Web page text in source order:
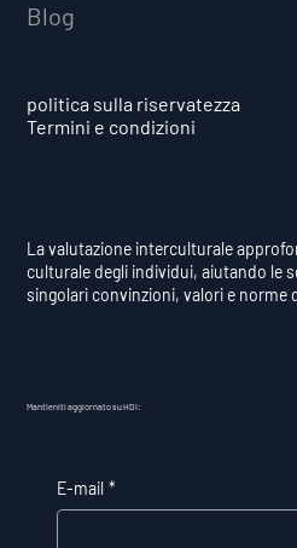
Blog
politica sulla riservatezza
Termini e condizioni
La valutazione interculturale
culturale degli individui, aiutando le
singolari convinzioni, valori e norme
Mantieniti aggiornato su HDI:
E-mail *